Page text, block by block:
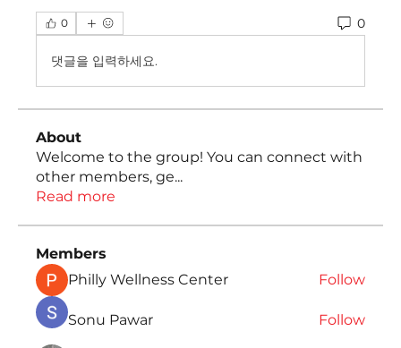
0 0
댓글을 입력하세요.
About
Welcome to the group! You can connect with
other members, ge...
Read more
Members
Philly Wellness Center
Follow
Sonu Pawar Follow